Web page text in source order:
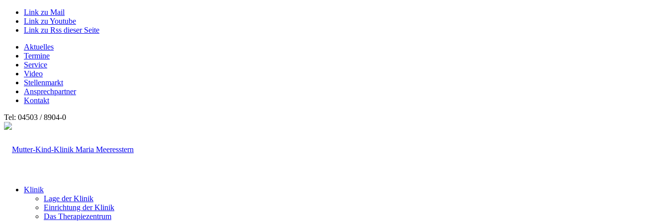
Link zu Mail
Link zu Youtube
Link zu Rss dieser Seite
Aktuelles
Termine
Service
Video
Stellenmarkt
Ansprechpartner
Kontakt
Tel: 04503 / 8904-0
Klinik
Lage der Klinik
Einrichtung der Klinik
Das Therapiezentrum